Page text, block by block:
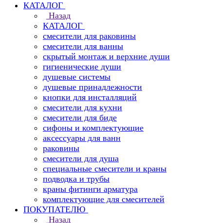
КАТАЛОГ
Назад
КАТАЛОГ
смесители для раковины
смесители для ванны
скрытый монтаж и верхние души
гигиенические души
душевые системы
душевые принадлежности
кнопки для инсталляций
смесители для кухни
смесители для биде
сифоны и комплектующие
аксессуары для ванн
раковины
смесители для душа
специальные смесители и краны
подводка и трубы
краны фитинги арматура
комплектующие для смесителей
ПОКУПАТЕЛЮ
Назад